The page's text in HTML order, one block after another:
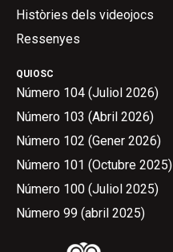
QUIOSC
Número 104 (Juliol 2026)
Número 103 (Abril 2026)
Número 102 (Gener 2026)
Número 101 (Octubre 2025)
Número 100 (Juliol 2025)
Número 99 (abril 2025)
Històries dels videojocs
Ressenyes